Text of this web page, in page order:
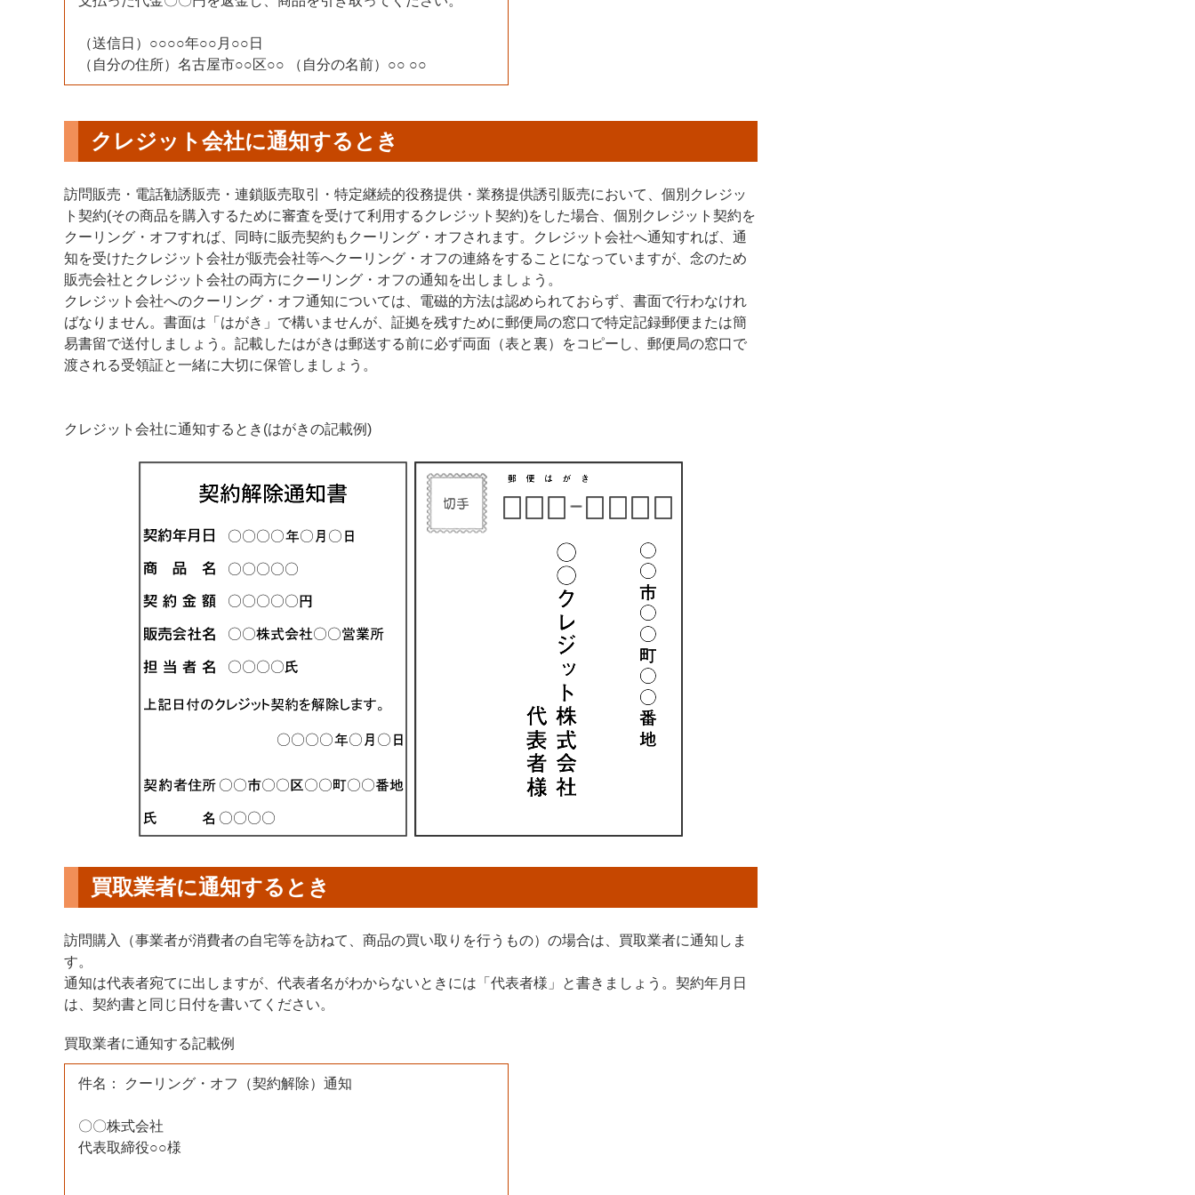
（送信日）○○○○年○○月○○日
（自分の住所）名古屋市○○区○○ （自分の名前）○○ ○○
クレジット会社に通知するとき
訪問販売・電話勧誘販売・連鎖販売取引・特定継続的役務提供・業務提供誘引販売において、個別クレジッ
ト契約(その商品を購入するために審査を受けて利用するクレジット契約)をした場合、個別クレジット契約を
クーリング・オフすれば、同時に販売契約もクーリング・オフされます。クレジット会社へ通知すれば、通
知を受けたクレジット会社が販売会社等へクーリング・オフの連絡をすることになっていますが、念のため
販売会社とクレジット会社の両方にクーリング・オフの通知を出しましょう。
クレジット会社へのクーリング・オフ通知については、電磁的方法は認められておらず、書面で行わなけれ
ばなりません。書面は「はがき」で構いませんが、証拠を残すために郵便局の窓口で特定記録郵便または簡
易書留で送付しましょう。記載したはがきは郵送する前に必ず両面（表と裏）をコピーし、郵便局の窓口で
渡される受領証と一緒に大切に保管しましょう。
クレジット会社に通知するとき(はがきの記載例)
買取業者に通知するとき
訪問購入（事業者が消費者の自宅等を訪ねて、商品の買い取りを行うもの）の場合は、買取業者に通知しま
す。
通知は代表者宛てに出しますが、代表者名がわからないときには「代表者様」と書きましょう。契約年月日
は、契約書と同じ日付を書いてください。
買取業者に通知する記載例
件名： クーリング・オフ（契約解除）通知
〇〇株式会社
代表取締役○○様